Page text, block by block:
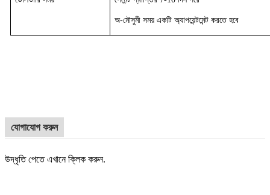
অ-মৌসুমী সময় একটি অ্যাপয়েন্টমেন্ট করতে হবে
যোগাযোগ করুন
উদ্ধৃতি পেতে এখানে ক্লিক করুন.